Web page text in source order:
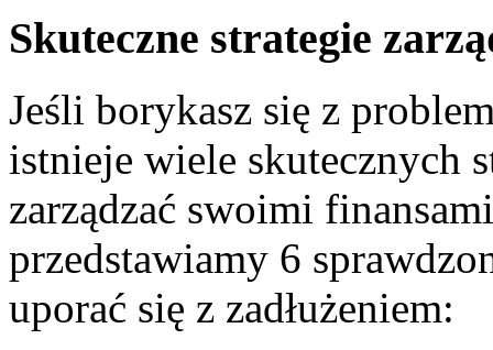
Skuteczne strategie
Jeśli borykasz się ‍z
istnieje wiele skutecznych
zarządzać swoimi⁢
przedstawiamy 6
uporać​ się z zadłużeniem: